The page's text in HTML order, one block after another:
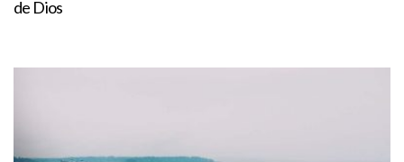
de Dios